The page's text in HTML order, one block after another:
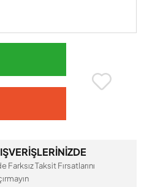
Farksız Taksit Fırsatlarını